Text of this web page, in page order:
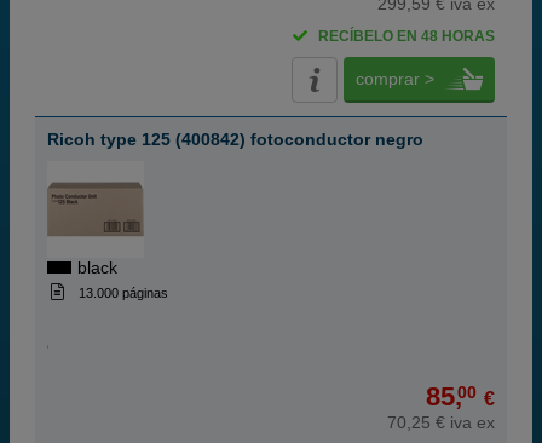
RECÍBELO EN 48 HORAS
comprar >
Ricoh type 125 (400842) fotoconductor negro
black
13.000 páginas
85,00 €
70,25 € iva ex